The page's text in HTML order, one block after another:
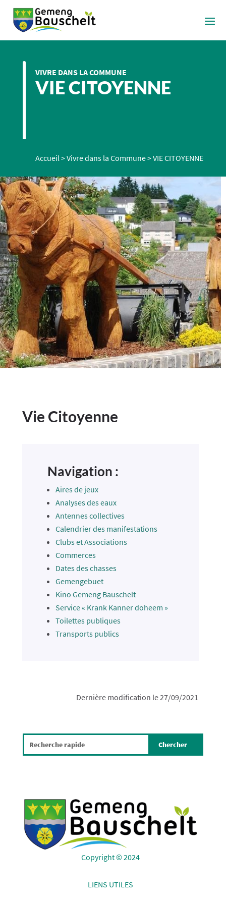
VIVRE DANS LA COMMUNE
VIE CITOYENNE
Accueil>Vivre dans la Commune>VIE CITOYENNE
Vie Citoyenne
Navigation :
Aires de jeux
Analyses des eaux
Antennes collectives
Calendrier des manifestations
Clubs et Associations
Commerces
Dates des chasses
Gemengebuet
Kino Gemeng Bauschelt
Service « Krank Kanner doheem »
Toilettes publiques
Transports publics
Dernière modification le 27/09/2021
Copyright © 2024
LIENS UTILES